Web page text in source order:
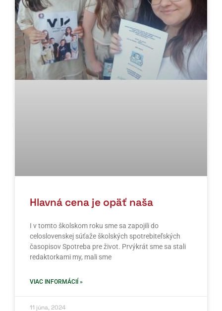
Hlavná cena je opäť naša
I v tomto školskom roku sme sa zapojili do
celoslovenskej súťaže školských spotrebiteľských
časopisov Spotreba pre život. Prvýkrát sme sa stali
redaktorkami my, mali sme
VIAC INFORMÁCIÍ »
11 júna, 2024